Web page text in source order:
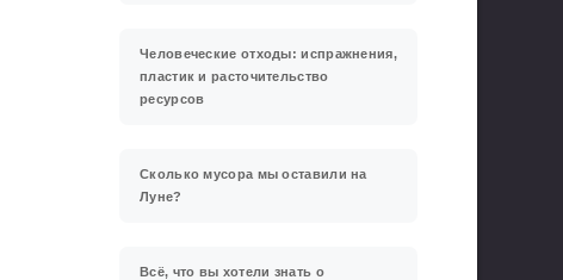
Человеческие отходы: испражнения,
пластик и расточительство
ресурсов
Сколько мусора мы оставили на
Луне?
Всё, что вы хотели знать о